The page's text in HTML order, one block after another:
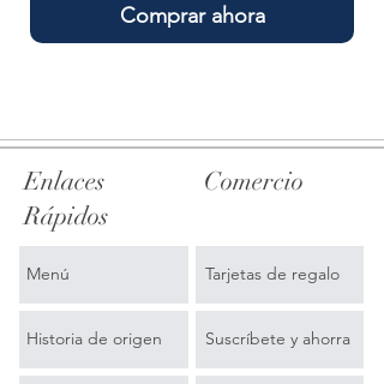
Comprar ahora
Enlaces
Rápidos
Comercio
Menú
Historia de origen
Tarjetas de regalo
Suscríbete y ahorra